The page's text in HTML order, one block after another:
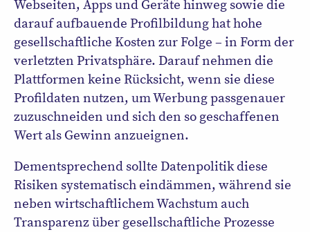
Webseiten, Apps und Geräte hinweg sowie die
darauf aufbauende Profilbildung hat hohe
gesellschaftliche Kosten zur Folge – in Form der
verletzten Privatsphäre. Darauf nehmen die
Plattformen keine Rücksicht, wenn sie diese
Profildaten nutzen, um Werbung passgenauer
zuzuschneiden und sich den so geschaffenen
Wert als Gewinn anzueignen.
Dementsprechend sollte Datenpolitik diese
Risiken systematisch eindämmen, während sie
neben wirtschaftlichem Wachstum auch
Transparenz über gesellschaftliche Prozesse